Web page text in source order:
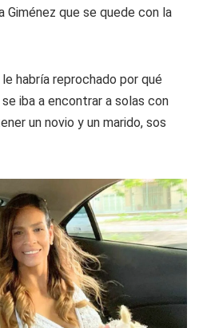
Giménez que se quede con la
habría reprochado por qué
iba a encontrar a solas con
un novio y un marido, sos